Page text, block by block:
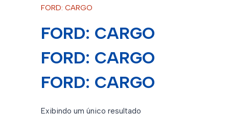
FORD: CARGO
FORD: CARGO
FORD: CARGO
FORD: CARGO
Exibindo um único resultado